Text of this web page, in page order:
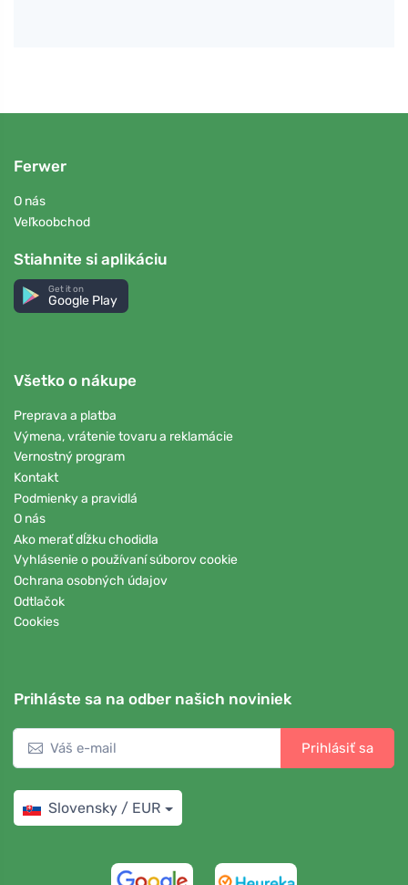
Ferwer
O nás
Veľkoobchod
Stiahnite si aplikáciu
Get it on
Google Play
Všetko o nákupe
Preprava a platba
Výmena, vrátenie tovaru a reklamácie
Vernostný program
Kontakt
Podmienky a pravidlá
O nás
Ako merať dĺžku chodidla
Vyhlásenie o používaní súborov cookie
Ochrana osobných údajov
Odtlačok
Cookies
Prihláste sa na odber našich noviniek
Prihlásiť sa
Slovensky / EUR